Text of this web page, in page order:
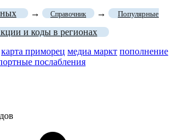
→ Справочник → Популярные
и коды в регионах
карта приморец медиа маркт пополнение
послабления